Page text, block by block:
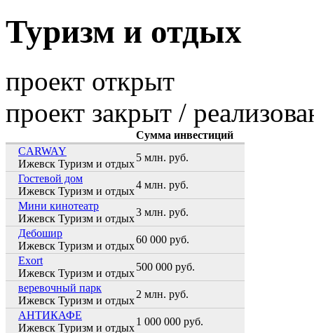
Туризм и отдых
проект открыт
проект закрыт /
Сумма инвестиций
CARWAY
Ижевск Туризм и отдых
5 млн. руб.
Гостевой дом
Ижевск Туризм и отдых
4 млн. руб.
Мини кинотеатр
Ижевск Туризм и отдых
3 млн. руб.
Дебошир
Ижевск Туризм и отдых
60 000 руб.
Exort
Ижевск Туризм и отдых
500 000 руб.
веревочный парк
Ижевск Туризм и отдых
2 млн. руб.
АНТИКАФЕ
Ижевск Туризм и отдых
1 000 000 руб.